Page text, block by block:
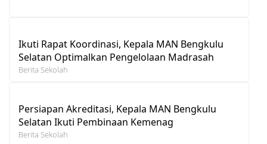
Ikuti Rapat Koordinasi, Kepala MAN Bengkulu
Selatan Optimalkan Pengelolaan Madrasah
Berita Sekolah
Persiapan Akreditasi, Kepala MAN Bengkulu
Selatan Ikuti Pembinaan Kemenag
Berita Sekolah